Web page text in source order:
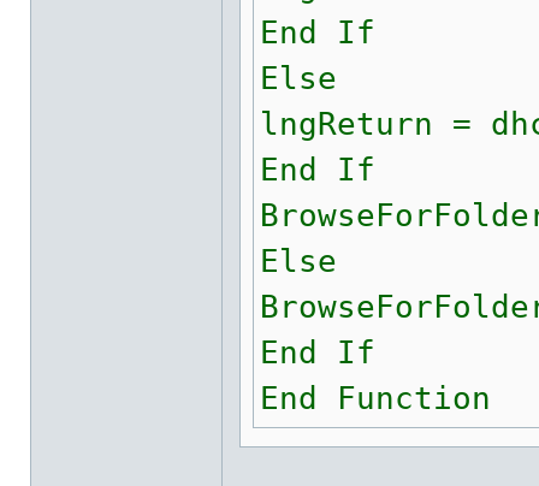
End If
Else
lngReturn =
End If
Else
End If
End Function